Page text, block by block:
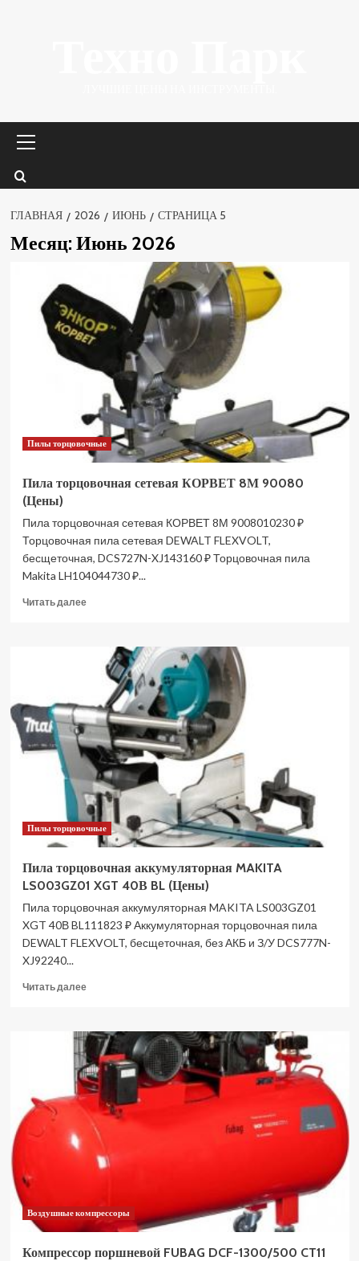
меню
ГЛАВНАЯ 2026 ИЮНЬ СТРАНИЦА 5
Месяц: Июнь 2026
Пилы торцовочные
Пила торцовочная сетевая КОРВЕТ 8М 90080
(Цены)
Пила торцовочная сетевая КОРВЕТ 8М 9008010230 ₽
Торцовочная пила сетевая DEWALT FLEXVOLT,
бесщеточная, DCS727N-XJ143160 ₽ Торцовочная пила
Makita LH104044730 ₽...
Читать далееПрочитать
торцовочная
сетевая
КОРВЕТ
8М
90080
(Цены)
Пилы торцовочные
Пила торцовочная аккумуляторная MAKITA
LS003GZ01 XGT 40В BL (Цены)
Пила торцовочная аккумуляторная MAKITA LS003GZ01
XGT 40В BL111823 ₽ Аккумуляторная торцовочная пила
DEWALT FLEXVOLT, бесщеточная, без АКБ и З/У DCS777N-
XJ92240...
Читать далееПрочитать
Пила
торцовочная
аккумуляторная
MAKITA
LS003GZ01
XGT
40В
BL
(Цены)
Воздушные компрессоры
Компрессор поршневой FUBAG DCF-1300/500 CT11